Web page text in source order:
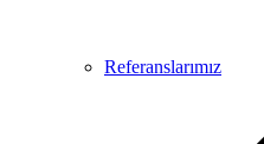
Referanslarımız